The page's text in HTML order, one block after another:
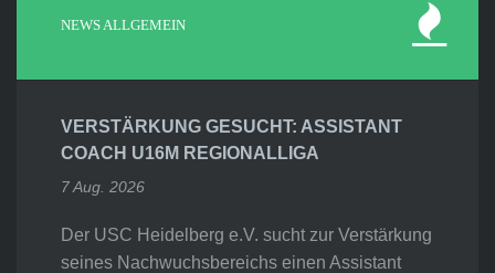
NEWS ALLGEMEIN
VERSTÄRKUNG GESUCHT: ASSISTANT
COACH U16M REGIONALLIGA
7 Aug. 2026
Der USC Heidelberg e.V. sucht zur Verstärkung
seines Nachwuchsbereichs einen Assistant